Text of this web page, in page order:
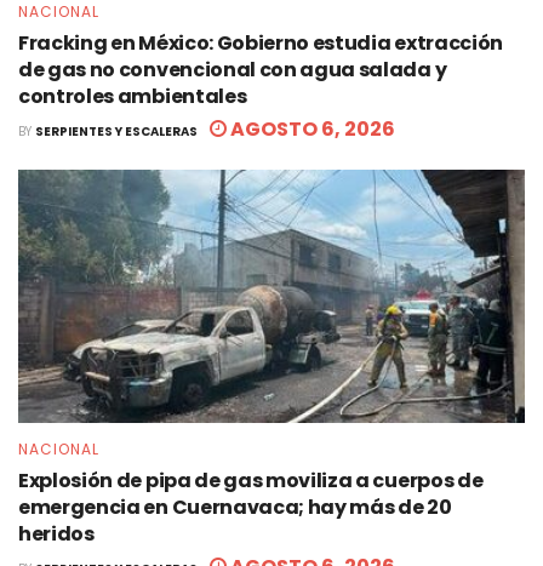
NACIONAL
Fracking en México: Gobierno estudia extracción
de gas no convencional con agua salada y
controles ambientales
BY SERPIENTES Y ESCALERAS AGOSTO 6, 2026
NACIONAL
Explosión de pipa de gas moviliza a cuerpos de
emergencia en Cuernavaca; hay más de 20
heridos